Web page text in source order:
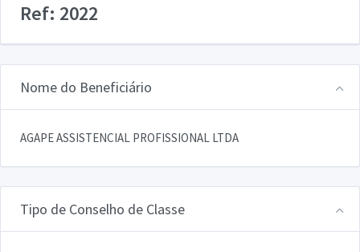
Ref: 2022
Nome do Beneficiário
AGAPE ASSISTENCIAL PROFISSIONAL LTDA
Tipo de Conselho de Classe